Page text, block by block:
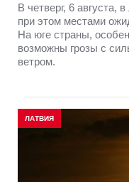
В четверг, 6 августа,
при этом местами
На юге страны,
возможны грозы с
ветром.
ЛАТВИЯ